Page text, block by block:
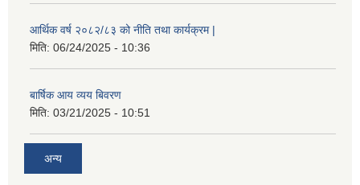
आर्थिक वर्ष २०८२/८३ को नीति तथा कार्यक्रम |
मिति: 06/24/2025 - 10:36
बार्षिक आय व्यय बिवरण
मिति: 03/21/2025 - 10:51
अन्य